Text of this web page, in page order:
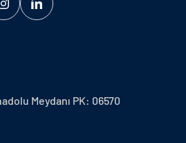
Meydanı PK: 06570